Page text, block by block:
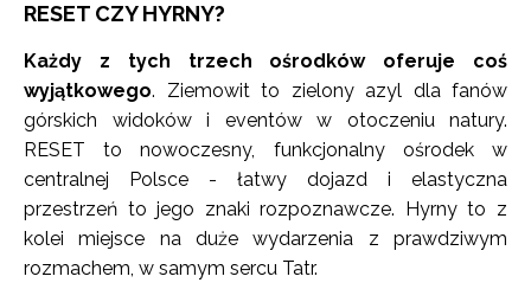
RESET CZY HYRNY?
Każdy z tych trzech ośrodków oferuje coś
wyjątkowego. Ziemowit to zielony azyl dla fanów
górskich widoków i eventów w otoczeniu natury.
RESET to nowoczesny, funkcjonalny ośrodek w
centralnej Polsce - łatwy dojazd i elastyczna
przestrzeń to jego znaki rozpoznawcze. Hyrny to z
kolei miejsce na duże wydarzenia z prawdziwym
rozmachem, w samym sercu Tatr.